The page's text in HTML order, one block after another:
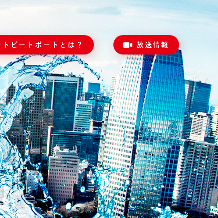
トビートボートとは？ 放送情報